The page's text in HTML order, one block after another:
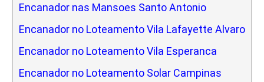
Encanador nas Mansoes Santo Antonio
Encanador no Loteamento Vila Lafayette Alvaro
Encanador no Loteamento Vila Esperanca
Encanador no Loteamento Solar Campinas